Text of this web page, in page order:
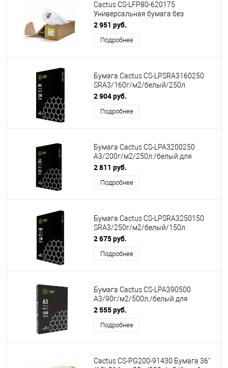
Cactus CS-LFP80-620175
Универсальная бумага без
покрытия А1+,620ммх175м. 80 г/
кв.м
2 951 руб.
Подробнее
Бумага Cactus CS-LPSRA3160250
SRA3/160г/м2/белый/250л.
CIE170% для лазерной печати
2 904 руб.
Подробнее
Бумага Cactus CS-LPA3200250
A3/200г/м2/250л./белый для
лазерной печати
2 811 руб.
Подробнее
Бумага Cactus CS-LPSRA3250150
SRA3/250г/м2/белый/150л.
CIE170% для лазерной печати
2 675 руб.
Подробнее
Бумага Cactus CS-LPA390500
A3/90г/м2/500л./белый для
лазерной печати
2 555 руб.
Подробнее
Cactus CS-PG200-91430 Бумага 36"